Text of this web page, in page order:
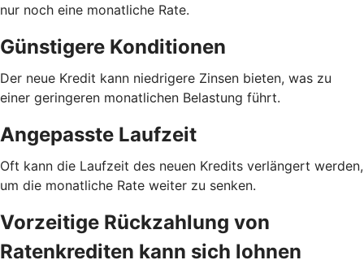
nur noch eine monatliche Rate.
Günstigere Konditionen
Der neue Kredit kann niedrigere Zinsen bieten, was zu
einer geringeren monatlichen Belastung führt.
Angepasste Laufzeit
Oft kann die Laufzeit des neuen Kredits verlängert werden,
um die monatliche Rate weiter zu senken.
Vorzeitige Rückzahlung von
Ratenkrediten kann sich lohnen